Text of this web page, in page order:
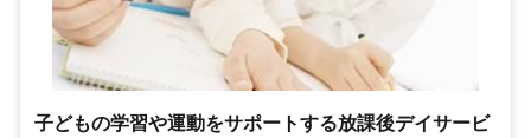
子どもの学習や運動をサポートする放課後デイサービ